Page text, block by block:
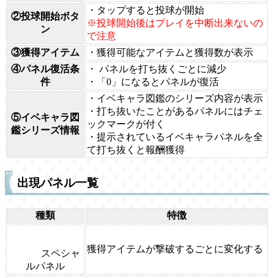
②投球開始ボタ
ン
・タップすると投球が開始
※投球開始後はプレイを中断出来ないの
で注意
③獲得アイテム
・獲得可能なアイテムと獲得数が表示
④パネル復活条
件
・ パネルを打ち抜くごとに減少
・「0」になるとパネルが復活
⑤イベキャラ図
鑑シリーズ情報
・イベキャラ図鑑のシリーズ内容が表示
・打ち抜いたことがあるパネルにはチェ
ックマークが付く
・提示されているイベキャラパネルを全
て打ち抜くと報酬獲得
出現パネル一覧
種類 特徴
スペシャ
ルパネル
獲得アイテムが撃破するごとに変化する